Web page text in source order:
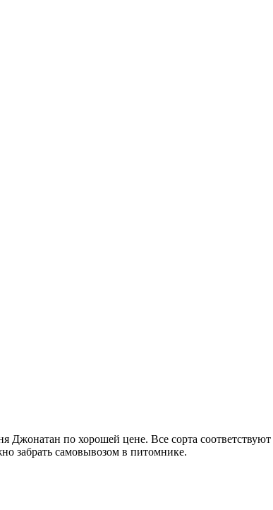
по хорошей цене. Все сорта соответствуют
забрать самовывозом в питомнике.